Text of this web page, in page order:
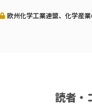
欧州化学工業連盟、化学産
読者・